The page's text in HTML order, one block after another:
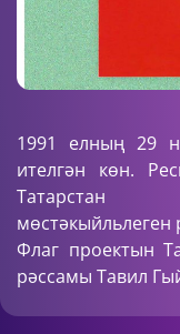
1991 елның 29
ителгән көн.
Татарстан
мөстәкыйльлеген
Флаг проектын
рәссамы Тавил